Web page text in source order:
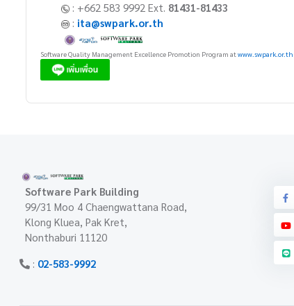
: +662 583 9992 Ext. 81431-81433
: ita@swpark.or.th
Software Quality Management Excellence Promotion Program atwww.swpark.or.th
Software Park Building
99/31 Moo 4 Chaengwattana Road,
Klong Kluea, Pak Kret,
Nonthaburi 11120
: 02-583-9992